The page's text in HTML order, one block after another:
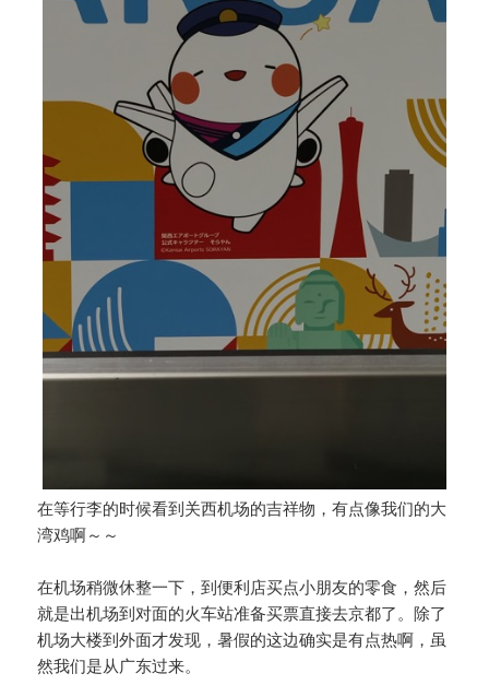
在等行李的时候看到关西机场的吉祥物，有点像我们的大
湾鸡啊～～
在机场稍微休整一下，到便利店买点小朋友的零食，然后
就是出机场到对面的火车站准备买票直接去京都了。除了
机场大楼到外面才发现，暑假的这边确实是有点热啊，虽
然我们是从广东过来。